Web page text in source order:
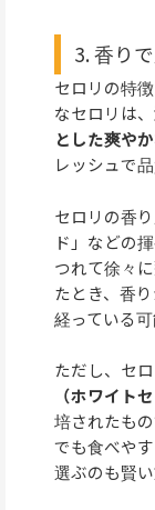
3. 香り
セロリの特
なセロリは、
とした爽や
レッシュで
セロリの香
ド」などの
つれて徐々
たとき、香
経っている可
ただし、セ
（ホワイトセ
培されたも
でも食べや
選ぶのも賢い